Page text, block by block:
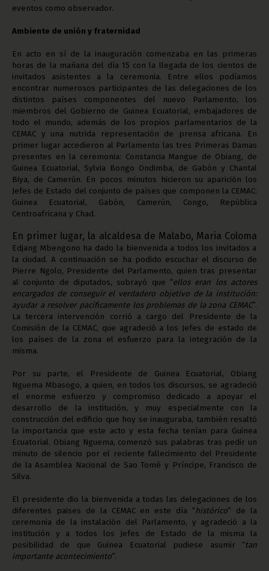
eventos como observador.
Ambiente de unión y fraternidad
En acto en sí de la inauguración comenzaba en las primeras
horas de la mañana del día 15 con la llegada de los cientos de
invitados asistentes a la ceremonia. Entre ellos podíamos
encontrar numerosos participantes de las delegaciones de los
distintos países componentes del nuevo Parlamento, los
miembros del Gobierno de Guinea Ecuatorial, embajadores de
todo el mundo, además de los propios parlamentarios de la
CEMAC y una nutrida representación de prensa africana. En
primer lugar accedieron al Parlamento las tres Primeras Damas
presentes en la ceremonia: Constancia Mangue de Obiang, de
Guinea Ecuatorial, Sylvia Bongo Ondimba, de Gabón y Chantal
Biya, de Camerún. En pocos minutos hicieron su aparición los
Jefes de Estado del conjunto de países que componen la CEMAC:
Guinea Ecuatorial, Gabón, Camerún, Congo, República
Centroafricana y Chad.
En primer lugar, la alcaldesa de Malabo, Maria Coloma
Edjang Mbengono ha dado la bienvenida a todos los invitados a
la ciudad. A continuación se ha podido escuchar el discurso de
Pierre Ngolo, Presidente del Parlamento, quien tras presentar
al conjunto de diputados, subrayó que “ellos eran los actores
encargados de conseguir el verdadero objetivo de la institución:
ayudar a resolver pacíficamente los problemas de la zona CEMAC”.
La tercera intervención corrió a cargo del Presidente de la
Comisión de la CEMAC, que agradeció a los Jefes de estado de
los países de la zona el esfuerzo para la integración de la
misma.
Por su parte, el Presidente de Guinea Ecuatorial, Obiang
Nguema Mbasogo, a quien, en todos los discursos, se agradeció
el enorme esfuerzo y compromiso dedicado a apoyar el
desarrollo de la institución, y muy especialmente con la
construcción del edificio que hoy se inauguraba, también resaltó
la importancia que este acto y esta fecha tenían para Guinea
Ecuatorial. Obiang Nguema, comenzó sus palabras tras pedir un
minuto de silencio por el reciente fallecimiento del Presidente
de la Asamblea Nacional de Sao Tomé y Príncipe, Francisco de
Silva.
El presidente dio la bienvenida a todas las delegaciones de los
diferentes paises de la CEMAC en este día “histórico” de la
ceremonia de la instalación del Parlamento, y agradeció a la
institución y a todos los Jefes de Estado de la misma la
posibilidad de que Guinea Ecuatorial pudiese asumir “tan
importante acontecimiento”.